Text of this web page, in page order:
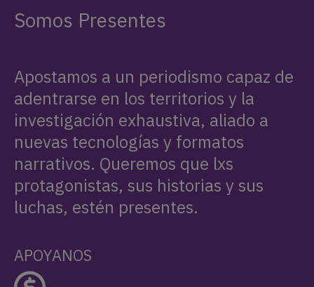
Somos Presentes
Apostamos a un periodismo capaz de
adentrarse en los territorios y la
investigación exhaustiva, aliado a
nuevas tecnologías y formatos
narrativos. Queremos que lxs
protagonistas, sus historias y sus
luchas, estén presentes.
APOYANOS